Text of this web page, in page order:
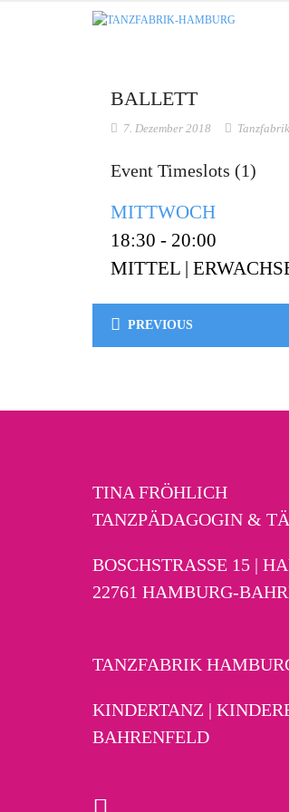
BALLETT
7. Dezember 2018 Tanzfabrik
Event Timeslots (1)
MITTWOCH
18:30 - 20:00
MITTEL |
PREVIOUS
TINA FRÖHLICH
TANZPÄDAGOGIN &
BOSCHSTRASSE 15 |
22761 HAMBURG-
TANZFABRIK
KINDERTANZ |
BAHRENFELD